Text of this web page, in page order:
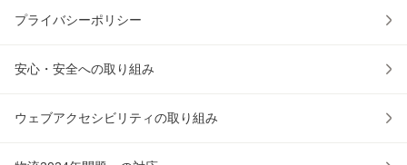
プライバシーポリシー
安心・安全への取り組み
ウェブアクセシビリティの取り組み